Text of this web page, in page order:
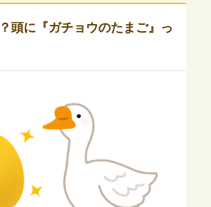
頭に『ガチョウのたまご』っ